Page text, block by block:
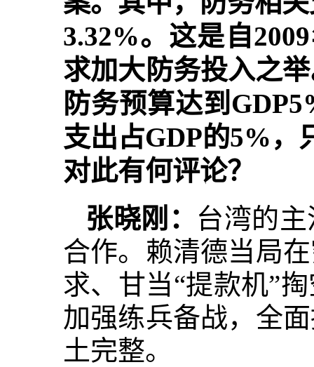
3.32%。这是自
求加大防务投入之
防务预算达到
支出占GDP的5%，
对此有何评论？
张晓刚： 台湾的
合作。赖清德当局
求、甘当“提款机”
加强练兵备战，全
土完整。